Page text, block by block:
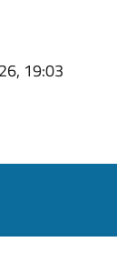
19:03